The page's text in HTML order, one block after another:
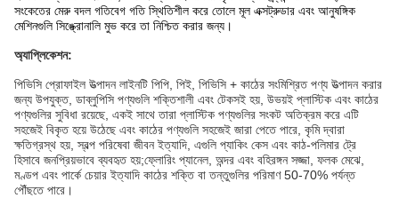
সংকেতের মেরু বদল গতিবেগ গতি স্থিতিশীল করে তোলে মূল এক্সট্রুডার এবং আনুষঙ্গিক
মেশিনগুলি সিঙ্ক্রোনালি মুভ করে তা নিশ্চিত করার জন্য।
অ্যাপ্লিকেশন:
পিভিসি প্রোফাইল উত্পাদন লাইনটি পিপি, পিই, পিভিসি + কাঠের সংমিশ্রিত পণ্য উত্পাদন করার
জন্য উপযুক্ত, ডাব্লুপিসি পণ্যগুলি শক্তিশালী এবং টেকসই হয়, উভয়ই প্লাস্টিক এবং কাঠের
পণ্যগুলির সুবিধা রয়েছে, একই সাথে তারা প্লাস্টিক পণ্যগুলির সংকট অতিক্রম করে এটি
সহজেই বিকৃত হয়ে উঠেছে এবং কাঠের পণ্যগুলি সহজেই জারা পেতে পারে, কৃমি দ্বারা
ক্ষতিগ্রস্থ হয়, স্বল্প পরিষেবা জীবন ইত্যাদি, এগুলি প্যাকিং কেস এবং কাঠ-পলিমার ট্রে
হিসাবে জনপ্রিয়ভাবে ব্যবহৃত হয়;ফ্লোরিং প্যানেল, অন্দর এবং বহিরঙ্গন সজ্জা, ফলক মেঝে,
মণ্ডপ এবং পার্কে চেয়ার ইত্যাদি কাঠের শক্তি বা তন্তুগুলির পরিমাণ 50-70% পর্যন্ত
পৌঁছতে পারে।